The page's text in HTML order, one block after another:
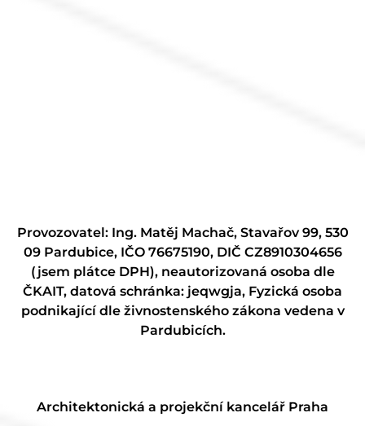
Provozovatel: Ing. Matěj Machač, Stavařov 99, 530
09 Pardubice, IČO 76675190, DIČ CZ8910304656
(jsem plátce DPH), neautorizovaná osoba dle
ČKAIT, datová schránka: jeqwgja, Fyzická osoba
podnikající dle živnostenského zákona vedena v
Pardubicích.
Architektonická a projekční kancelář Praha